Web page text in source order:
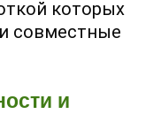
которых
совместные
и